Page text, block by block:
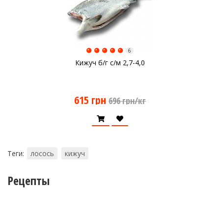
Кижуч б/г с/м 2,7-4,0
6
615 грн 696 грн/кг
Теги: лосось кижуч
Рецепты